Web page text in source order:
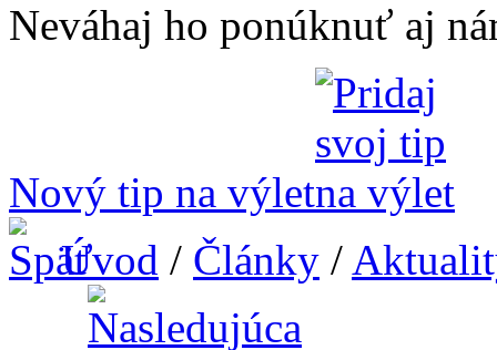
Neváhaj ho ponúknuť aj
Nový tip na výlet
Úvod / Články /